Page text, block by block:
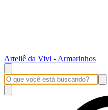
Arteliê da Vivi - Armarinhos